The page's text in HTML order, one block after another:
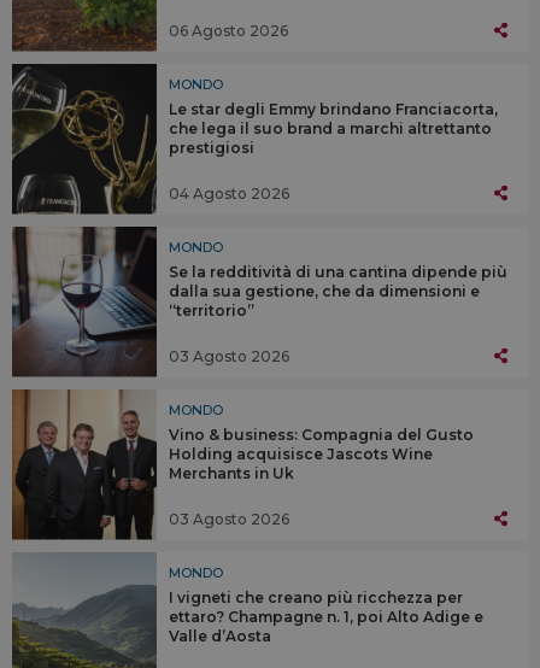
06 Agosto 2026
MONDO
Le star degli Emmy brindano Franciacorta,
che lega il suo brand a marchi altrettanto
prestigiosi
04 Agosto 2026
MONDO
Se la redditività di una cantina dipende più
dalla sua gestione, che da dimensioni e
“territorio”
03 Agosto 2026
MONDO
Vino & business: Compagnia del Gusto
Holding acquisisce Jascots Wine
Merchants in Uk
03 Agosto 2026
MONDO
I vigneti che creano più ricchezza per
ettaro? Champagne n. 1, poi Alto Adige e
Valle d’Aosta